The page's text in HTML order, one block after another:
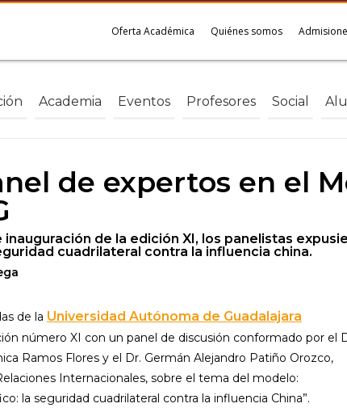
Oferta Académica Quiénes somos
Academia Eventos Profesores Social
de expertos en el
de la edición XI, los panelistas
cuadrilateral contra la influencia china.
de la Universidad Autónoma de Guadalajara
número XI con un panel de discusión conformado por el
Ramos Flores y el Dr. Germán Alejandro Patiño Orozco,
Internacionales, sobre el tema del modelo:
la seguridad cuadrilateral contra la influencia China”.